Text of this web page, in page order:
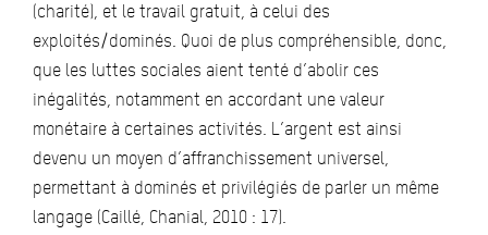
(charité), et le travail gratuit, à celui des
exploités/dominés. Quoi de plus compréhensible, donc,
que les luttes sociales aient tenté d’abolir ces
inégalités, notamment en accordant une valeur
monétaire à certaines activités. L’argent est ainsi
devenu un moyen d’affranchissement universel,
permettant à dominés et privilégiés de parler un même
langage (Caillé, Chanial, 2010 : 17).